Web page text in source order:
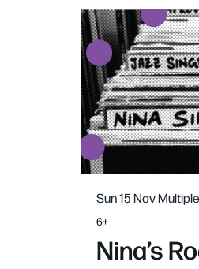
Nina’s
6+
Sun 15 Nov